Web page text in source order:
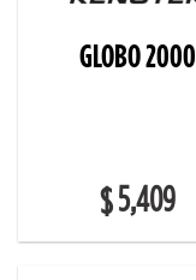
GLOBO 2000
$5,409